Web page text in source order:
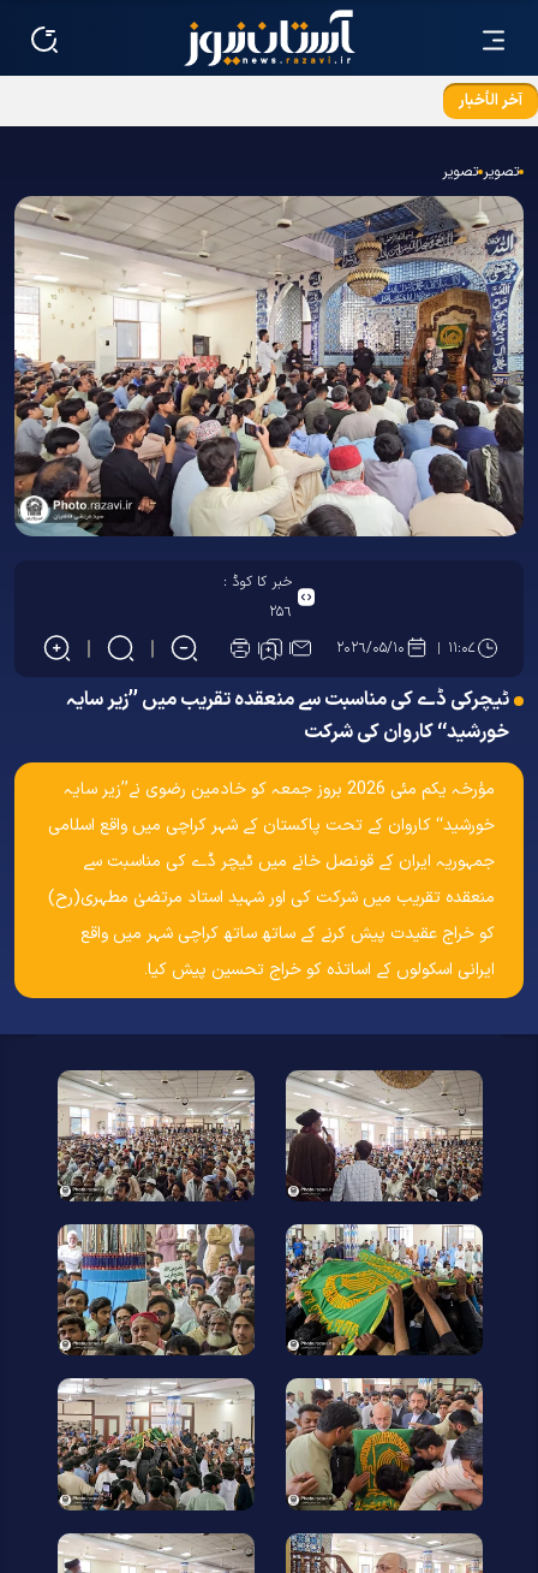
آخر الأخبار
تصویر تصویر
خبر کا کوڈ :
۲۵۶
۱۱:۰۷
۲۰۲۶/۰۵/۱۰
ٹیچرکی ڈے کی مناسبت سے منعقدہ تقریب میں ’’زیر سایہ
خورشید‘‘ کاروان کی شرکت
مؤرخہ یکم مئی 2026 بروز جمعہ کو خادمین رضوی نے’’زیر سایہ
خورشید‘‘ کاروان کے تحت پاکستان کے شہر کراچی میں واقع اسلامی
جمہوریہ ایران کے قونصل خانے میں ٹیچر ڈے کی مناسبت سے
منعقدہ تقریب میں شرکت کی اور شہید استاد مرتضیٰ مطہری(رح)
کو خراج عقیدت پیش کرنے کے ساتھ ساتھ کراچی شہر میں واقع
ایرانی اسکولوں کے اساتذہ کو خراج تحسین پیش کیا۔